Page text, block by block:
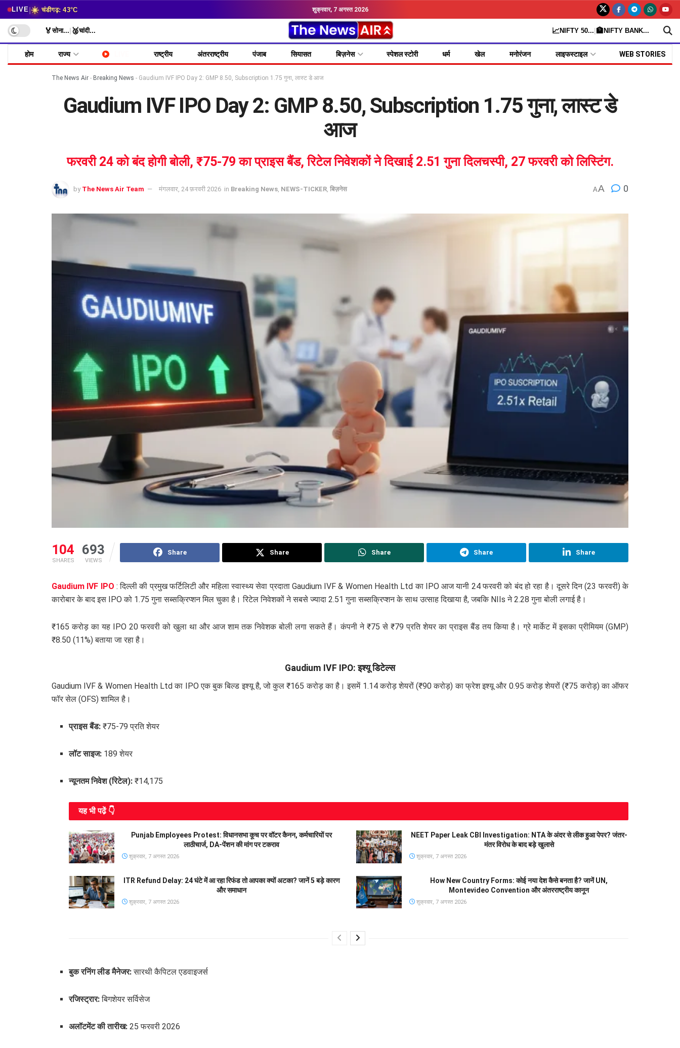
LIVE|☀️ चंडीगढ़: 43°C शुक्रवार, 7 अगस्त 2026
🏅सोना... 🥈चांदी... 📈NIFTY 50... 🏦NIFTY BANK...
होम राज्य राष्ट्रीय अंतरराष्ट्रीय पंजाब सियासत बिज़नेस स्पेशल स्टोरी धर्म खेल मनोरंजन लाइफस्टाइल WEB STORIES
The News Air - Breaking News - Gaudium IVF IPO Day 2: GMP 8.50, Subscription 1.75 गुना, लास्ट डे आज
Gaudium IVF IPO Day 2: GMP 8.50, Subscription 1.75 गुना, लास्ट डे
आज
फरवरी 24 को बंद होगी बोली, ₹75-79 का प्राइस बैंड, रिटेल निवेशकों ने दिखाई 2.51 गुना दिलचस्पी, 27 फरवरी को लिस्टिंग.
by The News Air Team मंगलवार, 24 फ़रवरी 2026 in Breaking News NEWS-TICKER बिज़नेस AA 0
104
SHARES
693
VIEWS
Share Share Share Share Share
Gaudium IVF IPO : दिल्ली की प्रमुख फर्टिलिटी और महिला स्वास्थ्य सेवा प्रदाता Gaudium IVF & Women Health Ltd का IPO आज यानी 24 फरवरी को बंद हो रहा है। दूसरे दिन (23 फरवरी) के
कारोबार के बाद इस IPO को 1.75 गुना सब्सक्रिप्शन मिल चुका है। रिटेल निवेशकों ने सबसे ज्यादा 2.51 गुना सब्सक्रिप्शन के साथ उत्साह दिखाया है, जबकि NIIs ने 2.28 गुना बोली लगाई है।
₹165 करोड़ का यह IPO 20 फरवरी को खुला था और आज शाम तक निवेशक बोली लगा सकते हैं। कंपनी ने ₹75 से ₹79 प्रति शेयर का प्राइस बैंड तय किया है। ग्रे मार्केट में इसका प्रीमियम (GMP)
₹8.50 (11%) बताया जा रहा है।
Gaudium IVF IPO: इश्यू डिटेल्स
Gaudium IVF & Women Health Ltd का IPO एक बुक बिल्ड इश्यू है, जो कुल ₹165 करोड़ का है। इसमें 1.14 करोड़ शेयरों (₹90 करोड़) का फ्रेश इश्यू और 0.95 करोड़ शेयरों (₹75 करोड़) का ऑफर
फॉर सेल (OFS) शामिल है।
प्राइस बैंड: ₹75-79 प्रति शेयर
लॉट साइज: 189 शेयर
न्यूनतम निवेश (रिटेल): ₹14,175
यह भी पढे़ं 👇
Punjab Employees Protest: विधानसभा कूच पर वॉटर कैनन, कर्मचारियों पर
लाठीचार्ज, DA-पेंशन की मांग पर टकराव
शुक्रवार, 7 अगस्त 2026
NEET Paper Leak CBI Investigation: NTA के अंदर से लीक हुआ पेपर? जंतर-
मंतर विरोध के बाद बड़े खुलासे
शुक्रवार, 7 अगस्त 2026
ITR Refund Delay: 24 घंटे में आ रहा रिफंड तो आपका क्यों अटका? जानें 5 बड़े कारण
और समाधान
शुक्रवार, 7 अगस्त 2026
How New Country Forms: कोई नया देश कैसे बनता है? जानें UN,
Montevideo Convention और अंतरराष्ट्रीय कानून
शुक्रवार, 7 अगस्त 2026
बुक रनिंग लीड मैनेजर:सारथी कैपिटल एडवाइजर्स
रजिस्ट्रार:बिगशेयर सर्विसेज
अलॉटमेंट की तारीख: 25 फरवरी 2026